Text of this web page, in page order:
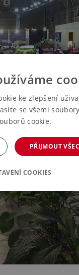
ke zlepšení
se všemi
cookie.
PŘIJMOUT
COOKIES